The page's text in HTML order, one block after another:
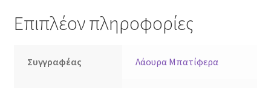
Επιπλέον πληροφορίες
Συγγραφέας Λάουρα Μπατίφερα